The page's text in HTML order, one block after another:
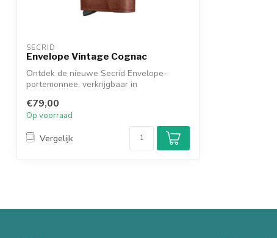
SECRID
Envelope Vintage Cognac
Ontdek de nieuwe Secrid Envelope-
portemonnee, verkrijgbaar in
€79,00
Op voorraad
Vergelijk